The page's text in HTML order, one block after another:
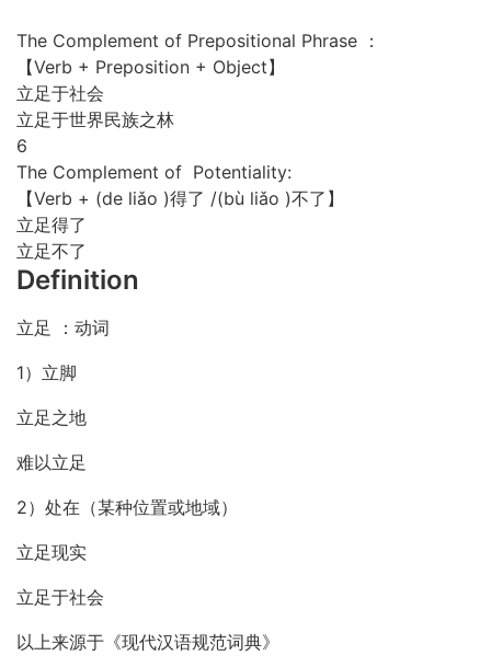
The Complement of Prepositional Phrase ：
【Verb + Preposition + Object】
立足于社会
立足于世界民族之林
6
The Complement of Potentiality:
【Verb + (de liǎo )得了 /(bù liǎo )不了】
立足得了
立足不了
Definition
立足 ：动词
1）立脚
立足之地
难以立足
2）处在（某种位置或地域）
立足现实
立足于社会
以上来源于《现代汉语规范词典》